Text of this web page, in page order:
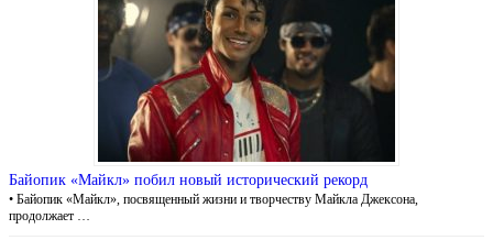
Байопик «Майкл» побил новый исторический рекорд
• Байопик «Майкл», посвященный жизни и творчеству Майкла Джексона,
продолжает …